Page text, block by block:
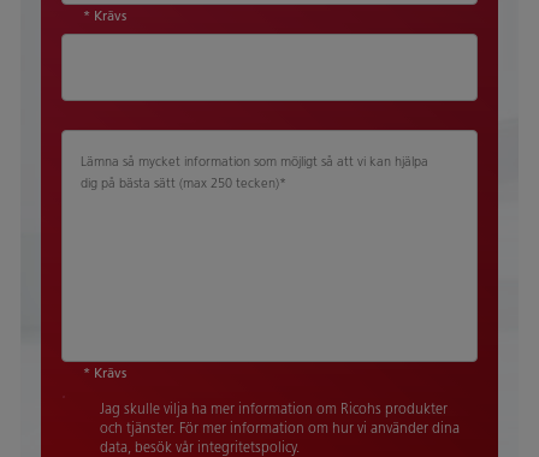
* Krävs
Lämna så mycket information som möjligt så att vi kan hjälpa
dig på bästa sätt (max 250 tecken)*
* Krävs
Jag skulle vilja ha mer information om Ricohs produkter
och tjänster. För mer information om hur vi använder dina
data, besök vår integritetspolicy.